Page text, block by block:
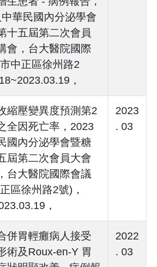
華民國內分泌學會
十五屆第二次會員
會，台大醫院國際
中正區徐州路2
，
縮壓變異度預測第2
全因死亡率，2023
國內分泌學會暨糖
屆第二次會員大會
台大醫院國際會議
區徐州路2號)，
，
2023
. 03
併胃輕癱病⼈接受
術及Roux-en-Y 胃
2022
. 03